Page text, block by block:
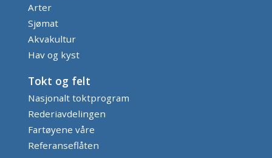
Arter
Sjømat
Akvakultur
Hav og kyst
Tokt og felt
Nasjonalt toktprogram
Rederiavdelingen
Fartøyene våre
Referanseflåten